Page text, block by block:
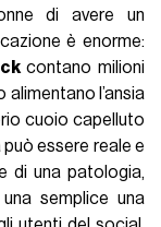
di avere un
è enorme:
contano milioni
alimentano l’ansia
cuoio capelluto
può essere reale e
di una patologia,
semplice una